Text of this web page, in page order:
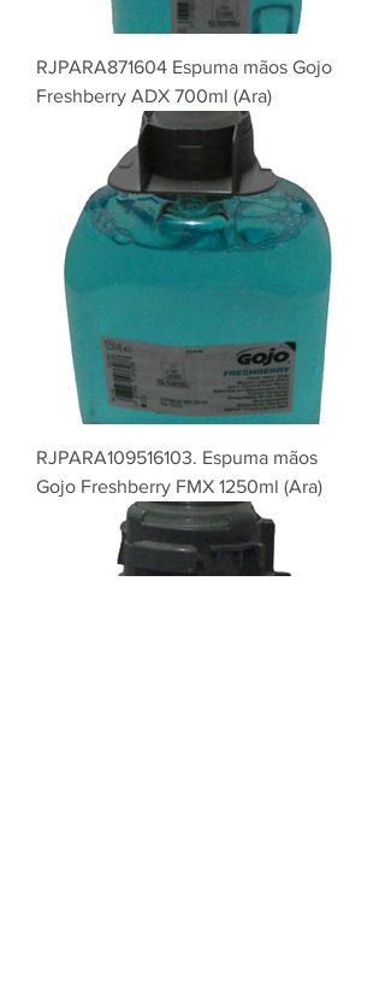
RJPARA871604 Espuma mãos Gojo
Freshberry ADX 700ml (Ara)
RJPARA109516103. Espuma mãos
Gojo Freshberry FMX 1250ml (Ara)